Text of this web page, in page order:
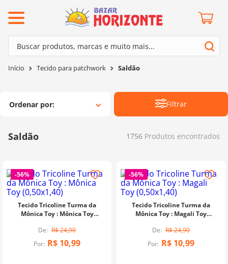
Buscar produtos, marcas e muito mais...
Tecido para patchwork Saldão
Ordenar por Filtrar
Saldão 1756 Produtos
-56%
Tecido Tricoline Turma da
Mônica Toy : Mônica Toy
R$24,90
Por: R$ 10,99
-56%
Tecido Tricoline Turma da
Mônica Toy : Magali Toy
R$24,90
Por: R$ 10,99
Termos mais buscados
4 º
6º lã cisne
7º batik
8º euroroma
charme
mais buscados
barroco
mollet
agulha crochê
lã cisne
euroroma
dmc
charme